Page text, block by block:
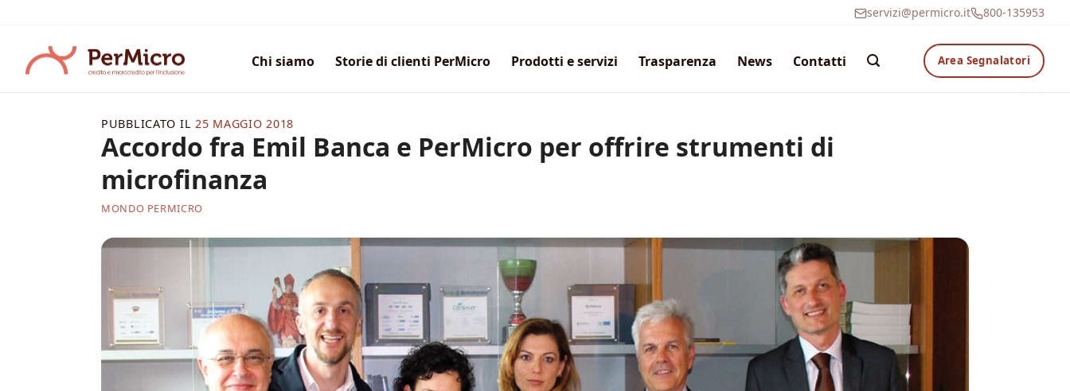
contenuti
servizi@permicro.it 800-135953
Chi siamo Storie di clienti PerMicro Prodotti e servizi Trasparenza News Contatti Area Segnalatori
MONDO PERMICRO
Accordo fra Emil Banca e PerMicro per offrire strumenti di
microfinanza
PUBBLICATO IL25 MAGGIO 2018